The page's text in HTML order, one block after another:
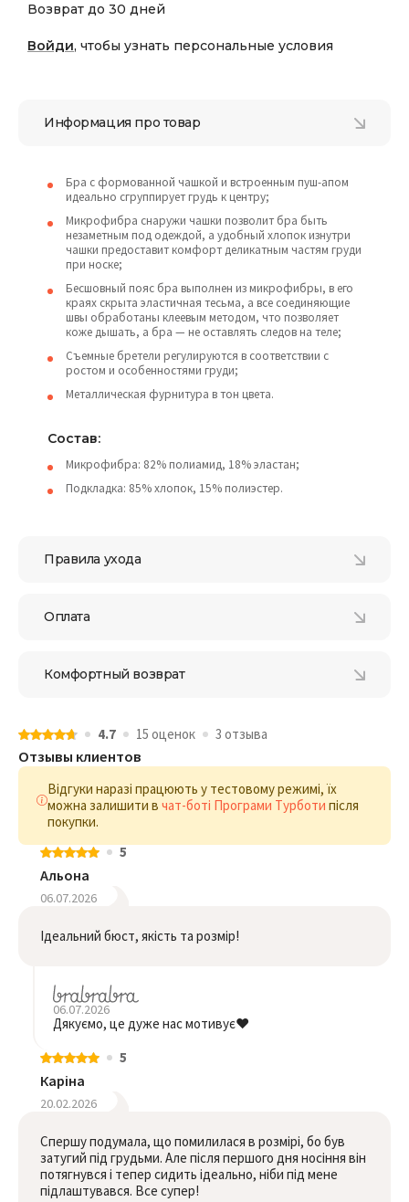
Возврат до 30 дней
Войди, чтобы узнать персональные условия
Информация про товар
Бра с формованной чашкой и встроенным пуш-апом
идеально сгруппирует грудь к центру;
Микрофибра снаружи чашки позволит бра быть
незаметным под одеждой, а удобный хлопок изнутри
чашки предоставит комфорт деликатным частям груди
при носке;
Бесшовный пояс бра выполнен из микрофибры, в его
краях скрыта эластичная тесьма, а все соединяющие
швы обработаны клеевым методом, что позволяет
коже дышать, а бра — не оставлять следов на теле;
Съемные бретели регулируются в соответствии с
ростом и особенностями груди;
Металлическая фурнитура в тон цвета.
Состав:
Микрофибра: 82% полиамид, 18% эластан;
Подкладка: 85% хлопок, 15% полиэстер.
Правила ухода
Оплата
Комфортный возврат
4.7 15 оценок 3 отзыва
Отзывы клиентов
Відгуки наразі працюють у тестовому режимі, їх
можна залишити в чат-боті Програми Турботи після
покупки.
5
Альона
06.07.2026
Ідеальний бюст, якість та розмір!
06.07.2026
Дякуємо, це дуже нас мотивує❤️
5
Каріна
20.02.2026
Спершу подумала, що помилилася в розмірі, бо був
затугий під грудьми. Але після першого дня носіння він
потягнувся і тепер сидить ідеально, ніби під мене
підлаштувався. Все супер!